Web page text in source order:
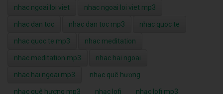
nhac ngoai loi viet nhac ngoai loi viet mp3
nhac dan toc nhac dan toc mp3 nhac quoc te
nhac quoc te mp3 nhac meditation
nhac meditation mp3 nhac hai ngoai
nhac hai ngoai mp3 nhạc quê hương
nhạc quê hương mp3 nhạc lofi nhạc lofi mp3